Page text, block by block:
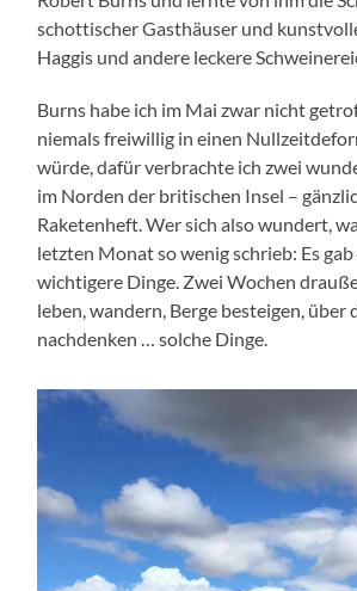
schottischer Gasthäuser und
Haggis und andere leckere
Burns habe ich im Mai zwar nicht
niemals freiwillig in einen
würde, dafür verbrachte ich zwei
im Norden der britischen Insel –
Raketenheft. Wer sich also wundert,
letzten Monat so wenig schrieb: Es
wichtigere Dinge. Zwei Wochen
leben, wandern, Berge besteigen, über
nachdenken … solche Dinge.